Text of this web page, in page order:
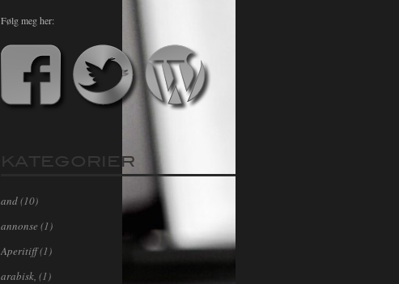
Følg meg her:
KATEGORIER
and(10)
annonse (1)
Aperitiff(1)
arabisk, (1)